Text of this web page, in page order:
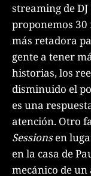
streaming de
proponemos
más retadora
gente a tener
historias, los
disminuido el
es una
atención. Otro
Sessionsen
en la casa de
mecánico de un